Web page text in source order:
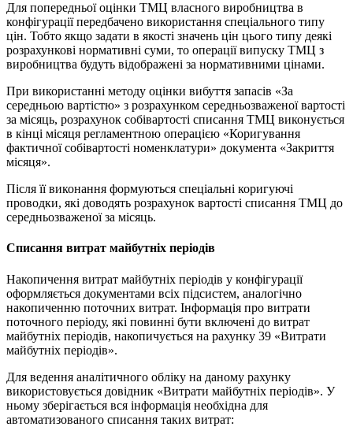
Для попередньої оцінки ТМЦ власного виробництва в
конфігурації передбачено використання спеціального типу
цін. Тобто якщо задати в якості значень цін цього типу деякі
розрахункові нормативні суми, то операції випуску ТМЦ з
виробництва будуть відображені за нормативними цінами.
При використанні методу оцінки вибуття запасів «За
середньою вартістю» з розрахунком середньозваженої вартості
за місяць, розрахунок собівартості списання ТМЦ виконується
в кінці місяця регламентною операцією «Коригування
фактичної собівартості номенклатури» документа «Закриття
місяця».
Після її виконання формуються спеціальні коригуючі
проводки, які доводять розрахунок вартості списання ТМЦ до
середньозваженої за місяць.
Списання витрат майбутніх періодів
Накопичення витрат майбутніх періодів у конфігурації
оформляється документами всіх підсистем, аналогічно
накопиченню поточних витрат. Інформація про витрати
поточного періоду, які повинні бути включені до витрат
майбутніх періодів, накопичується на рахунку 39 «Витрати
майбутніх періодів».
Для ведення аналітичного обліку на даному рахунку
використовується довідник «Витрати майбутніх періодів». У
ньому зберігається вся інформація необхідна для
автоматизованого списання таких витрат: